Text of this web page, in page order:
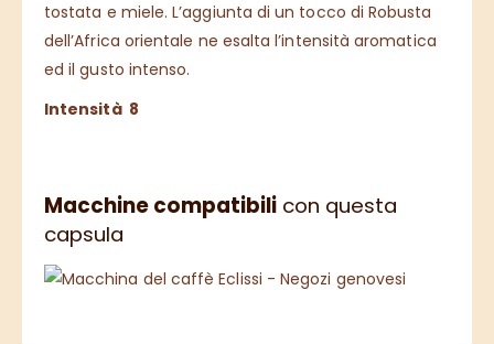
tostata e miele. L’aggiunta di un tocco di Robusta
dell’Africa orientale ne esalta l’intensità aromatica
ed il gusto intenso.
Intensità 8
Macchine compatibili con questa
capsula